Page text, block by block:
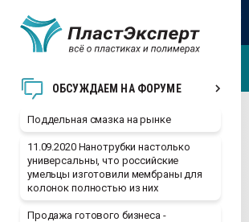
ОБСУЖДАЕМ НА ФОРУМЕ
Поддельная смазка на рынке
11.09.2020 Нанотрубки настолько
универсальны, что российские
умельцы изготовили мембраны для
колонок полностью из них
Продажа готового бизнеса -